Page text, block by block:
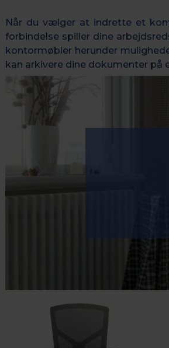
Når du vælger at indrette et
forbindelse spiller dine
kontormøbler herunder
kan arkivere dine dokumenter på